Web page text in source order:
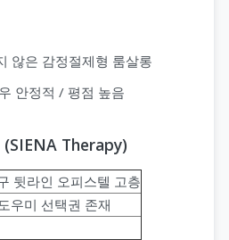
않은 감정절제형 룸살롱
안정적 / 평점 높음
Therapy)
뒷라인 오피스텔 고층
우미 선택권 존재